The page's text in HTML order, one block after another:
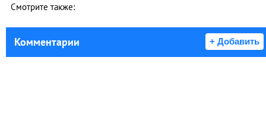
Смотрите также:
Комментарии + Добавить